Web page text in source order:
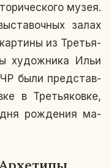
музея.
залах
из Тре­тья­
ху­дож­ни­ка Ильи
ЧР были пред­став­
в Тре­тья­ков­ке,
дня рож­де­ния ма­